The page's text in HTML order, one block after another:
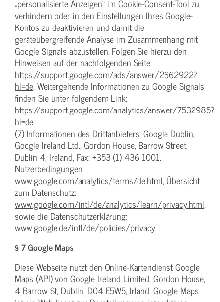
„personalisierte Anzeigen“ im Cookie-Consent-Tool zu
verhindern oder in den Einstellungen Ihres Google-
Kontos zu deaktivieren und damit die
geräteübergreifende Analyse im Zusammenhang mit
Google Signals abzustellen. Folgen Sie hierzu den
Hinweisen auf der nachfolgenden Seite:
https://support.google.com/ads/answer/2662922?
hl=de. Weitergehende Informationen zu Google Signals
finden Sie unter folgendem Link:
https://support.google.com/analytics/answer/7532985?
hl=de
(7) Informationen des Drittanbieters: Google Dublin,
Google Ireland Ltd., Gordon House, Barrow Street,
Dublin 4, Ireland, Fax: +353 (1) 436 1001.
Nutzerbedingungen:
www.google.com/analytics/terms/de.html, Übersicht
zum Datenschutz:
www.google.com/intl/de/analytics/learn/privacy.html,
sowie die Datenschutzerklärung:
www.google.de/intl/de/policies/privacy.
§ 7 Google Maps
Diese Webseite nutzt den Online-Kartendienst Google
Maps (API) von Google Ireland Limited, Gordon House,
4 Barrow St, Dublin, D04 E5W5, Irland. Google Maps